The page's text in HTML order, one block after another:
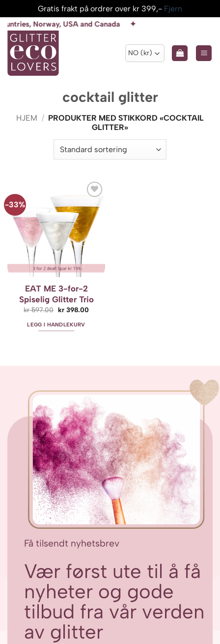
Gratis frakt på ordrer over kr 399,- Fjern
Skip
content
USA and Canada ✦
cocktail glitter
HJEM / PRODUKTER MED STIKKORD «COCKTAIL
GLITTER»
-33%
wishlist
EAT ME 3-for-2
Spiselig Glitter Trio
kr597.00 Opprinnelig
var:
kr 597.00.
kr398.00Nåværende
LEGG I HANDLEKURV
Få tilsendt nyhetsbrev
Vær først ute til å få
nyheter og gode
tilbud fra vår verden
av glitter